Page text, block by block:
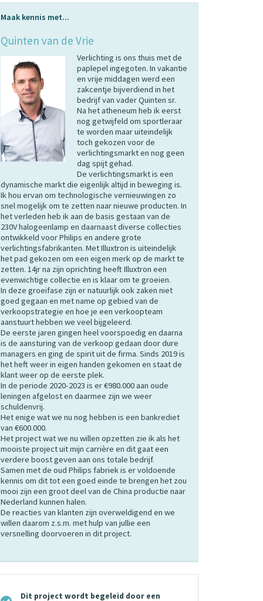
Maak kennis met...
Quinten van de Vrie
Verlichting is ons thuis met de
paplepel ingegoten. In vakantie
en vrije middagen werd een
zakcentje bijverdiend in het
bedrijf van vader Quinten sr.
Na het atheneum heb ik eerst
nog getwijfeld om sportleraar
te worden maar uiteindelijk
toch gekozen voor de
verlichtingsmarkt en nog geen
dag spijt gehad.
De verlichtingsmarkt is een
dynamische markt die eigenlijk altijd in beweging is.
Ik hou ervan om technologische vernieuwingen zo
snel mogelijk om te zetten naar nieuwe producten. In
het verleden heb ik aan de basis gestaan van de
230V halogeenlamp en daarnaast diverse collecties
ontwikkeld voor Philips en andere grote
verlichtingsfabrikanten. Met Illuxtron is uiteindelijk
het pad gekozen om een eigen merk op de markt te
zetten. 14jr na zijn oprichting heeft Illuxtron een
evenwichtige collectie en is klaar om te groeien.
In deze groeifase zijn er natuurlijk ook zaken niet
goed gegaan en met name op gebied van de
verkoopstrategie en hoe je een verkoopteam
aanstuurt hebben we veel bijgeleerd.
De eerste jaren gingen heel voorspoedig en daarna
is de aansturing van de verkoop gedaan door dure
managers en ging de spirit uit de firma. Sinds 2019 is
het heft weer in eigen handen gekomen en staat de
klant weer op de eerste plek.
In de periode 2020-2023 is er €980.000 aan oude
leningen afgelost en daarmee zijn we weer
schuldenvrij.
Het enige wat we nu nog hebben is een bankrediet
van €600.000.
Het project wat we nu willen opzetten zie ik als het
mooiste project uit mijn carrière en dit gaat een
verdere boost geven aan ons totale bedrijf.
Samen met de oud Philips fabriek is er voldoende
kennis om dit tot een goed einde te brengen het zou
mooi zijn een groot deel van de China productie naar
Nederland kunnen halen.
De reacties van klanten zijn overweldigend en we
willen daarom z.s.m. met hulp van jullie een
versnelling doorvoeren in dit project.
Dit project wordt begeleid door een